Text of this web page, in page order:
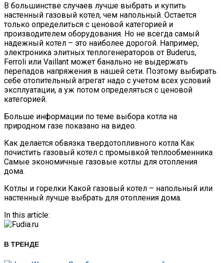
В большинстве случаев лучше выбрать и купить
настенный газовый котел, чем напольный. Остается
только определиться с ценовой категорией и
производителем оборудования. Но не всегда самый
надежный котел – это наиболее дорогой. Например,
электроника элитных теплогенераторов от Buderus,
Ferroli или Vaillant может банально не выдержать
перепадов напряжения в нашей сети. Поэтому выбирать
себе отопительный агрегат надо с учетом всех условий
эксплуатации, а уж потом определяться с ценовой
категорией.
Больше информации по теме выбора котла на
природном газе показано на видео.
Как делается обвязка твердотопливного котла Как
почистить газовый котел с промывкой теплообменника
Самые экономичные газовые котлы для отопления
дома.
Котлы и горелки Какой газовый котел – напольный или
настенный лучше выбрать для отопления дома.
In this article:
В ТРЕНДЕ